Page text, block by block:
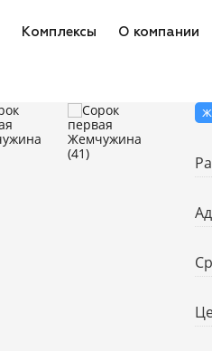
Комплексы О компании